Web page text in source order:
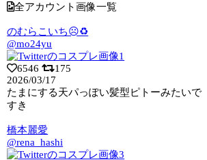
全アカウント画像一覧
のむらこいち☹️♻️
@mo24yu
6546
175
2026/03/17
たまにする天パっぽい髪型ピトーみたいで
すき
橋本麗愛
@rena_hashi